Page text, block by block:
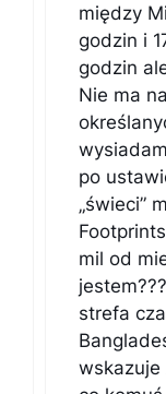
między
godzin i
godzin
Nie ma
po
„świeci”
mil od
strefa
wskazuje